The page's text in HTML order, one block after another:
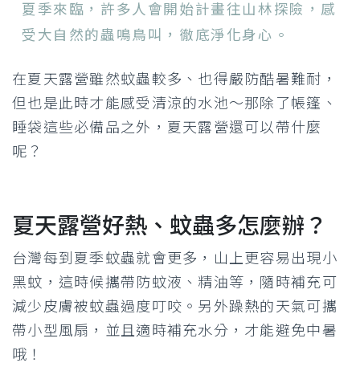
夏季來臨，許多人會開始計畫往山林探險，感
受大自然的蟲鳴鳥叫，徹底淨化身心。
在夏天露營雖然蚊蟲較多、也得嚴防酷暑難耐，
但也是此時才能感受清涼的水池～那除了帳篷、
睡袋這些必備品之外，夏天露營還可以帶什麼
呢？
夏天露營好熱、蚊蟲多怎麼辦？
台灣每到夏季蚊蟲就會更多，山上更容易出現小
黑蚊，這時候攜帶防蚊液、精油等，隨時補充可
減少皮膚被蚊蟲過度叮咬。另外躁熱的天氣可攜
帶小型風扇，並且適時補充水分，才能避免中暑
哦！